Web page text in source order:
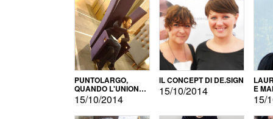
PUNTOLARGO,
QUANDO L'UNIONE
FA LA FORZA E
VINCE
15/10/2014
IL CONCEPT DI DE.SIGN
15/10/2014 E
15/